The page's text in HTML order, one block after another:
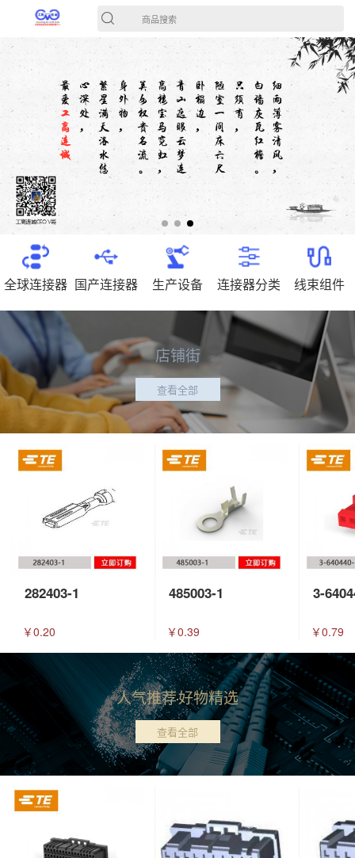
商品搜索
全球连接器 国产连接器 生产设备 连接器分类 线束组件
店铺街
查看全部
282403-1
￥0.20
485003-1
￥0.39
3-
￥0.79
人气推荐好物精选
查看全部